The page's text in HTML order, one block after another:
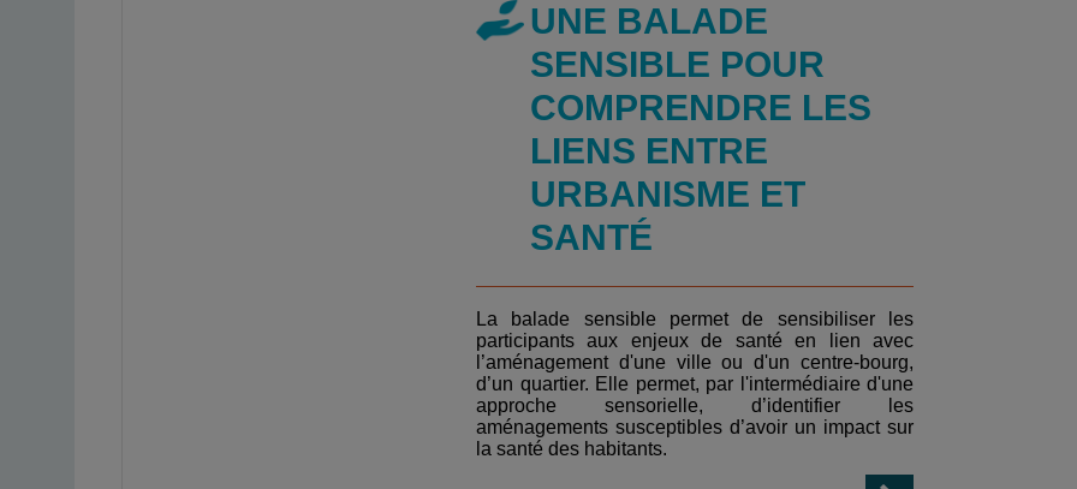
UNE BALADE
SENSIBLE POUR
COMPRENDRE LES
LIENS ENTRE
URBANISME ET
SANTÉ
La balade sensible permet de sensibiliser les
participants aux enjeux de santé en lien avec
l’aménagement d'une ville ou d'un centre-bourg,
d’un quartier. Elle permet, par l'intermédiaire d'une
approche sensorielle, d’identifier les
aménagements susceptibles d’avoir un impact sur
la santé des habitants.